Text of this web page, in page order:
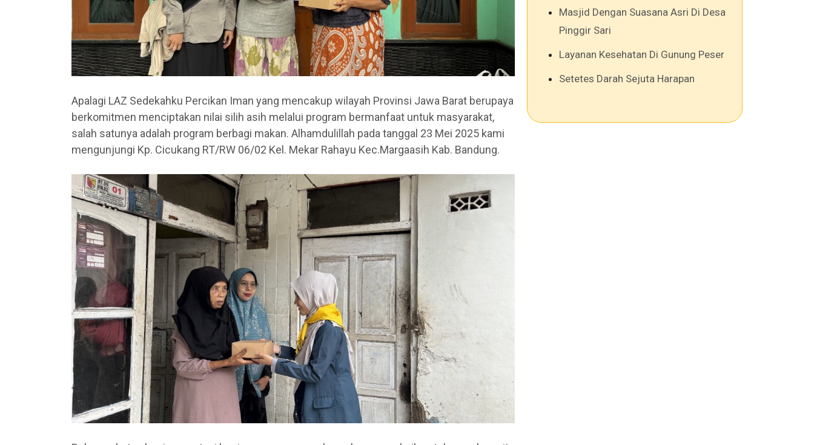
Apalagi LAZ Sedekahku Percikan Iman yang mencakup wilayah Provinsi Jawa Barat berupaya
berkomitmen menciptakan nilai silih asih melalui program bermanfaat untuk masyarakat,
salah satunya adalah program berbagi makan. Alhamdulillah pada tanggal 23 Mei 2025 kami
mengunjungi Kp. Cicukang RT/RW 06/02 Kel. Mekar Rahayu Kec.Margaasih Kab. Bandung.
Masjid Dengan Suasana Asri Di Desa
Pinggir Sari
Layanan Kesehatan Di Gunung Peser
Setetes Darah Sejuta Harapan